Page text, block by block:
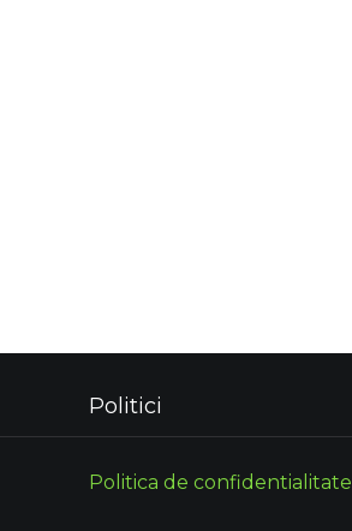
Politici
Politica de confidentialitate